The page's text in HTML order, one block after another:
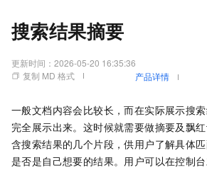
搜索结果摘要
更新时间： 2026-05-20 16:35:36
复制 MD 格式
产品详情
一般文档内容会比较长，而在实际展示搜
完全展示出来。这时候就需要做摘要及飘
含搜索结果的几个片段，供用户了解具体
是否是自己想要的结果。用户可以在控制